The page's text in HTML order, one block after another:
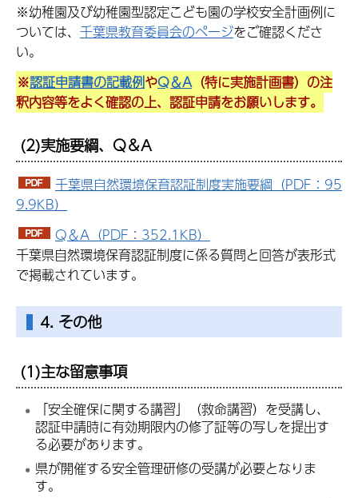
※幼稚園及び幼稚園型認定こども園の学校安全計画例に
ついては、 千葉県教育委員会のページをご確認くださ
い。
※認証申請書の記載例やQ＆A（特に実施計画書）の注
釈内容等をよく確認の上、認証申請をお願いします。
(2)実施要綱、Q＆A
千葉県自然環境保育認証制度実施要綱（PDF：95
9.9KB）
Q＆A（PDF：352.1KB）
千葉県自然環境保育認証制度に係る質問と回答が表形式
で掲載されています。
4. その他
(1)主な留意事項
「安全確保に関する講習」（救命講習）を受講し、
認証申請時に有効期限内の修了証等の写しを提出す
る必要があります。
県が開催する安全管理研修の受講が必要となりま
す。